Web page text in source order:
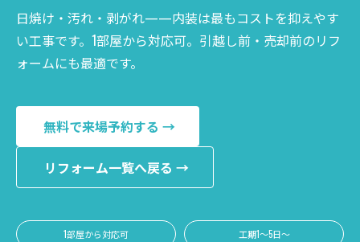
日焼け・汚れ・剥がれ——内装は最もコストを抑えやす
い工事です。1部屋から対応可。引越し前・売却前のリフ
ォームにも最適です。
無料で来場予約する →
リフォーム一覧へ戻る →
1部屋から対応可 工期1〜5日〜